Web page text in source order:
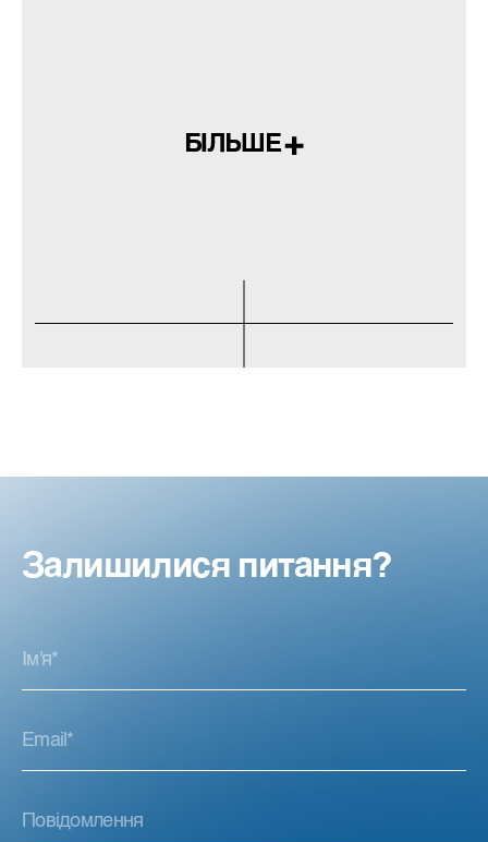
БІЛЬШЕ
Залишилися питання?